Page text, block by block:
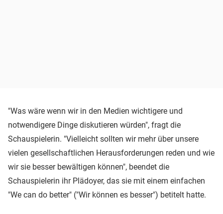
"Was wäre wenn wir in den Medien wichtigere und
notwendigere Dinge diskutieren würden", fragt die
Schauspielerin. "Vielleicht sollten wir mehr über unsere
vielen gesellschaftlichen Herausforderungen reden und wie
wir sie besser bewältigen können", beendet die
Schauspielerin ihr Plädoyer, das sie mit einem einfachen
"We can do better" ("Wir können es besser") betitelt hatte.